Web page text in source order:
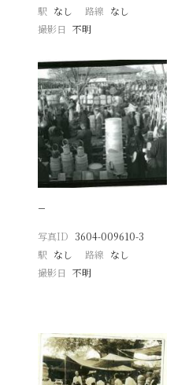
駅 なし 路線 なし
撮影日
不明
−
写真ID 3604-009610-3
駅 なし 路線 なし
撮影日
不明